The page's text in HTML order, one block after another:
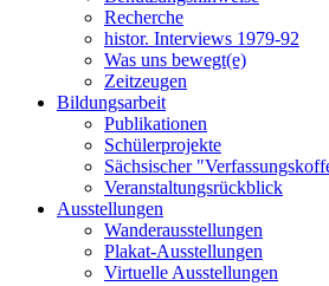
Recherche
histor. Interviews 1979-92
Was uns bewegt(e)
Zeitzeugen
Bildungsarbeit
Publikationen
Schülerprojekte
Sächsischer
Veranstaltungsrückblick
Ausstellungen
Wanderausstellungen
Plakat-Ausstellungen
Virtuelle Ausstellungen